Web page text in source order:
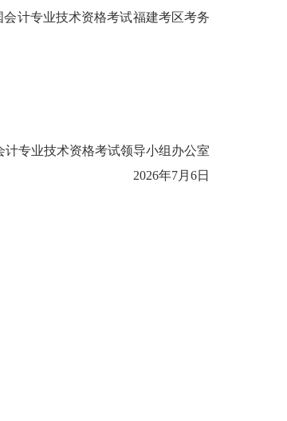
会计专业技术资格考试福建考区考务
计专业技术资格考试领导小组办公室
2026年7月6日